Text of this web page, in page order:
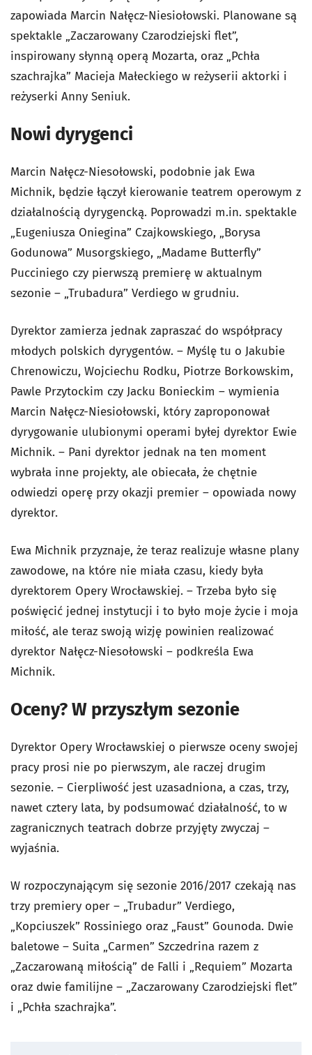
zapowiada Marcin Nałęcz-Niesiołowski. Planowane są
spektakle „Zaczarowany Czarodziejski flet”,
inspirowany słynną operą Mozarta, oraz „Pchła
szachrajka” Macieja Małeckiego w reżyserii aktorki i
reżyserki Anny Seniuk.
Nowi dyrygenci
Marcin Nałęcz-Niesołowski, podobnie jak Ewa
Michnik, będzie łączył kierowanie teatrem operowym z
działalnością dyrygencką. Poprowadzi m.in. spektakle
„Eugeniusza Oniegina” Czajkowskiego, „Borysa
Godunowa” Musorgskiego, „Madame Butterfly”
Pucciniego czy pierwszą premierę w aktualnym
sezonie – „Trubadura” Verdiego w grudniu.
Dyrektor zamierza jednak zapraszać do współpracy
młodych polskich dyrygentów. – Myślę tu o Jakubie
Chrenowiczu, Wojciechu Rodku, Piotrze Borkowskim,
Pawle Przytockim czy Jacku Bonieckim – wymienia
Marcin Nałęcz-Niesiołowski, który zaproponował
dyrygowanie ulubionymi operami byłej dyrektor Ewie
Michnik. – Pani dyrektor jednak na ten moment
wybrała inne projekty, ale obiecała, że chętnie
odwiedzi operę przy okazji premier – opowiada nowy
dyrektor.
Ewa Michnik przyznaje, że teraz realizuje własne plany
zawodowe, na które nie miała czasu, kiedy była
dyrektorem Opery Wrocławskiej. – Trzeba było się
poświęcić jednej instytucji i to było moje życie i moja
miłość, ale teraz swoją wizję powinien realizować
dyrektor Nałęcz-Niesołowski – podkreśla Ewa
Michnik.
Oceny? W przyszłym sezonie
Dyrektor Opery Wrocławskiej o pierwsze oceny swojej
pracy prosi nie po pierwszym, ale raczej drugim
sezonie. – Cierpliwość jest uzasadniona, a czas, trzy,
nawet cztery lata, by podsumować działalność, to w
zagranicznych teatrach dobrze przyjęty zwyczaj –
wyjaśnia.
W rozpoczynającym się sezonie 2016/2017 czekają nas
trzy premiery oper – „Trubadur” Verdiego,
„Kopciuszek” Rossiniego oraz „Faust” Gounoda. Dwie
baletowe – Suita „Carmen” Szczedrina razem z
„Zaczarowaną miłością” de Falli i „Requiem” Mozarta
oraz dwie familijne – „Zaczarowany Czarodziejski flet”
i „Pchła szachrajka”.